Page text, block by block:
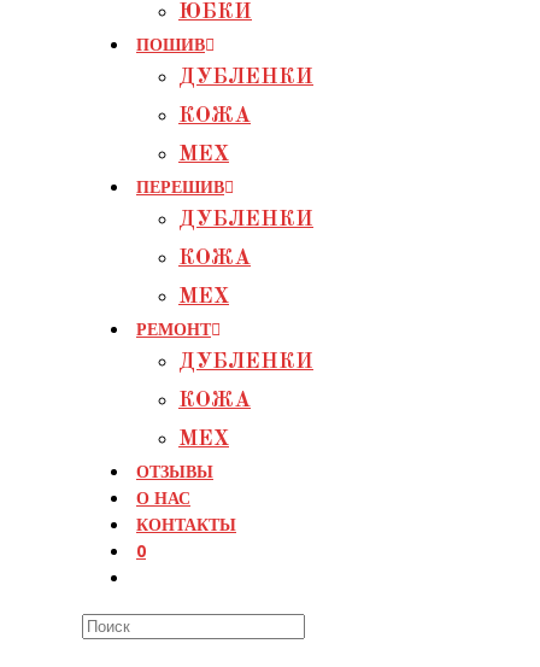
ЮБКИ
ПОШИВ
ДУБЛЕНКИ
КОЖА
МЕХ
ПЕРЕШИВ
ДУБЛЕНКИ
КОЖА
МЕХ
РЕМОНТ
ДУБЛЕНКИ
КОЖА
МЕХ
ОТЗЫВЫ
О НАС
КОНТАКТЫ
0
Search